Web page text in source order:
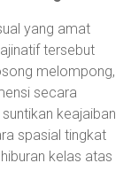
yang amat
tersebut
melompong,
secara
keajaiban
spasial tingkat
kelas atas